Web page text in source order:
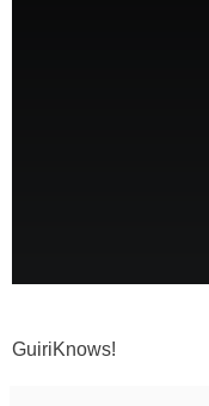
GuiriKnows!